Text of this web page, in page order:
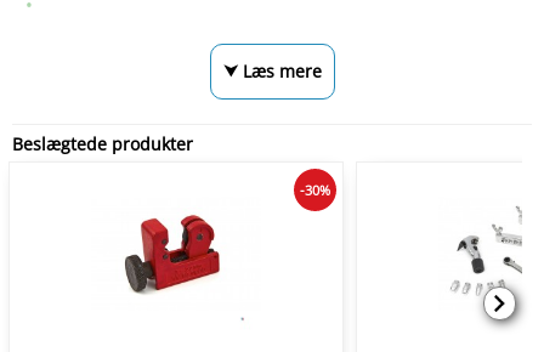
⮟ Læs mere
Beslægtede produkter
-30%